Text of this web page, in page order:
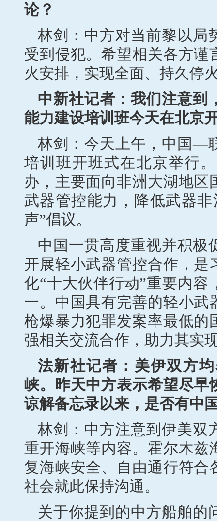
论？
林剑：中方对当前黎以局
受到侵犯。希望相关各方谨
火安排，实现全面、持久停
中新社记者：我们注意
能力建设培训班今天在北京
林剑：今天上午，中国—
培训班开班式在北京举行
办，主要面向非洲大湖地
武器管控能力，降低武器
声”倡议。
中国一贯高度重视并积极
开展轻小武器管控合作，是
化“十大伙伴行动”重要内
一。中国具有完善的轻小武
枪爆暴力犯罪发案率最低的
强相关交流合作，助力其实
法新社记者：美伊双方
峡。昨天中方表示希望尽早
谅解备忘录以来，是否有中
林剑：中方注意到伊美双
重开海峡等内容。霍尔木兹
复海峡安全、自由通行符合
社会就此保持沟通。
关于你提到的中方船舶的